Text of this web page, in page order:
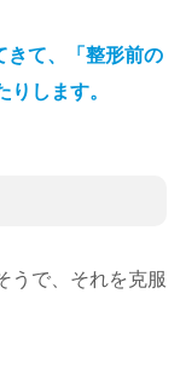
きて、「整形前の
します。
うで、それを克服